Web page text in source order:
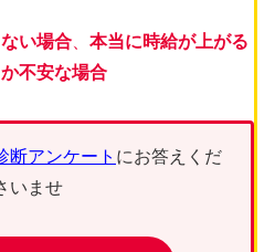
い場合
本当に時給が上がる
不安な場合
断アンケート にお答えくだ
いませ